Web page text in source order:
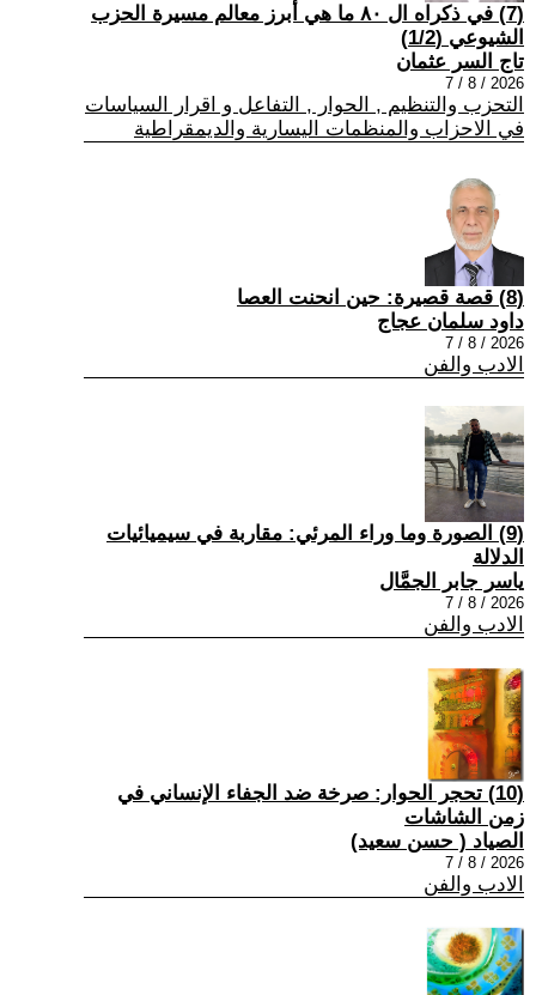
(7) في ذكراه ال ٨٠ ما هي أبرز معالم مسيرة الحزب
الشيوعي (1/2)
تاج السر عثمان
2026 / 8 / 7
التحزب والتنظيم , الحوار , التفاعل و اقرار السياسات
في الاحزاب والمنظمات اليسارية والديمقراطية
(8) قصة قصيرة: حين انحنت العصا
داود سلمان عجاج
2026 / 8 / 7
الادب والفن
(9) الصورة وما وراء المرئي: مقاربة في سيميائيات
الدلالة
ياسر جابر الجمَّال
2026 / 8 / 7
الادب والفن
(10) تحجر الحوار: صرخة ضد الجفاء الإنساني في
زمن الشاشات
الصياد ‏( حسن سعيد‏)
2026 / 8 / 7
الادب والفن